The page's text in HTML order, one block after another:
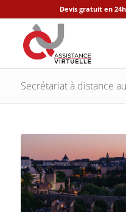
Devis gratuit en
Secrétariat à distance